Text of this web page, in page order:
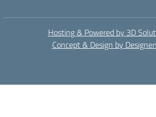
Hosting & Powered by 3D
Concept & Design by